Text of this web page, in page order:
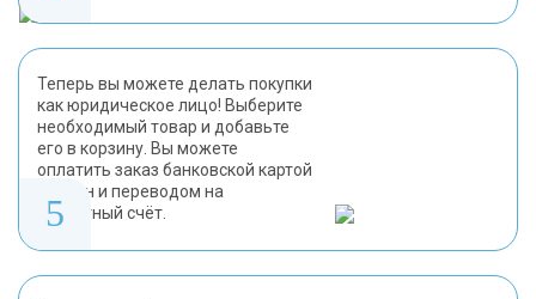
5
Теперь вы можете делать покупки
как юридическое лицо! Выберите
необходимый товар и добавьте
его в корзину. Вы можете
оплатить заказ банковской картой
онлайн и переводом на
расчётный счёт.